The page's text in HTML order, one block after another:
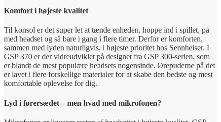
Komfort i højeste kvalitet
Til konsol er det super let at tænde enheden, hoppe ind i spillet, på
med headset og så bare i gang i flere timer. Derfor er komforten,
sammen med lyden naturligvis, i højeste prioritet hos Sennheiser. I
GSP 370 er der vidreudviklet på designet fra GSP 300-serien, som
er blandt de mest populære headsets nogensinde. Ørepuderne på det
er lavet i flere forskellige materialer for at skabe den bedste og mest
komfortable oplevelse for dig.
Lyd i førersædet – men hvad med mikrofonen?